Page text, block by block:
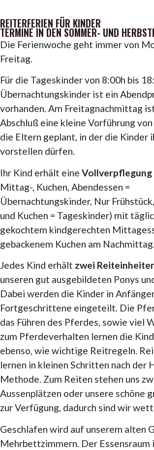
REITERFERIEN FÜR KINDER
TERMINE IN DEN SOMMER- UND
Die Ferienwoche geht immer von
Freitag.
Für die Tageskinder von 8:00h bis
Übernachtungskinder ist ein
vorhanden. Am Freitagnachmittag
Abschluß eine kleine Vorführung
die Eltern geplant, in der die Kinder
vorstellen dürfen.
Ihr Kind erhält eine Vollverpflegung
Mittag-, Kuchen, Abendessen =
Übernachtungskinder, Nur
und Kuchen = Tageskinder) mit
gekochtem kindgerechten
gebackenem Kuchen am
Jedes Kind erhält zwei
unseren gut ausgebildeten Ponys
Dabei werden die Kinder in
Fortgeschrittene eingeteilt. Die
das Führen des Pferdes, sowie viel
zum Pferdeverhalten lernen die
ebenso, wie wichtige Reitregeln.
lernen in kleinen Schritten nach der
Methode. Zum Reiten stehen uns
Aussenplätzen oder unsere schöne
zur Verfügung, dadurch sind wir
Geschlafen wird auf unserem alten
Mehrbettzimmern. Der Essensraum